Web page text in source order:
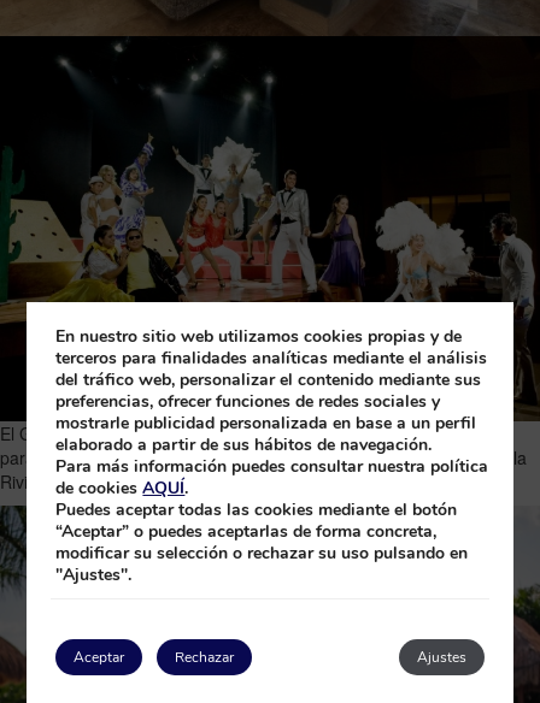
El Grand Sunset Princess, un hotel de 5 estrellas, ofrece servicios
para que los huéspedes disfruten al máximo de sus vacaciones en la
Riviera Maya
En nuestro sitio web utilizamos cookies propias y de
terceros para finalidades analíticas mediante el análisis
del tráfico web, personalizar el contenido mediante sus
preferencias, ofrecer funciones de redes sociales y
mostrarle publicidad personalizada en base a un perfil
elaborado a partir de sus hábitos de navegación.
Para más información puedes consultar nuestra política
de cookiesAQUÍ.
Puedes aceptar todas las cookies mediante el botón
“Aceptar” o puedes aceptarlas de forma concreta,
modificar su selección o rechazar su uso pulsando en
"Ajustes".
Aceptar Ajustes
Rechazar